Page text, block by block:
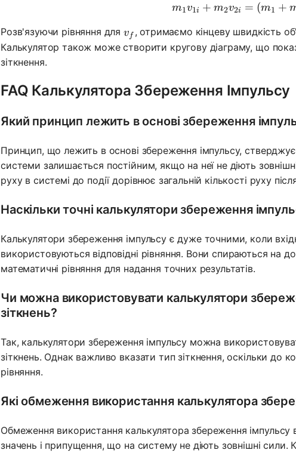
m1v1i + m2v2i = (m1 +
Розв'язуючи рівняння для v_f
vf , отримаємо кінцеву швидкість
Калькулятор також може створити кругову діаграму, що
зіткнення.
FAQ Калькулятора Збереження Імпульсу
Який принцип лежить в основі збереження
Принцип, що лежить в основі збереження імпульсу,
системи залишається постійним, якщо на неї не діють
руху в системі до події дорівнює загальній кількості руху
Наскільки точні калькулятори збереження
Калькулятори збереження імпульсу є дуже точними, коли
використовуються відповідні рівняння. Вони спираються на
математичні рівняння для надання точних результатів.
Чи можна використовувати калькулятори
зіткнень?
Так, калькулятори збереження імпульсу можна
зіткнень. Однак важливо вказати тип зіткнення, оскільки до
рівняння.
Які обмеження використання калькулятора
Обмеження використання калькулятора збереження імпульсу
значень і припущення, що на систему не діють зовнішні сили.